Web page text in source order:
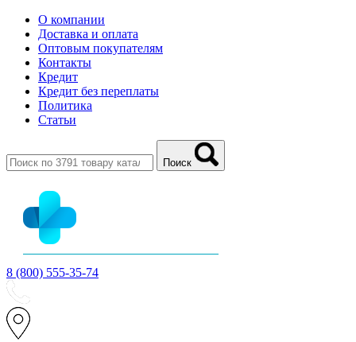
О компании
Доставка и оплата
Оптовым покупателям
Контакты
Кредит
Кредит без переплаты
Политика
Статьи
Поиск
8 (800) 555-35-74